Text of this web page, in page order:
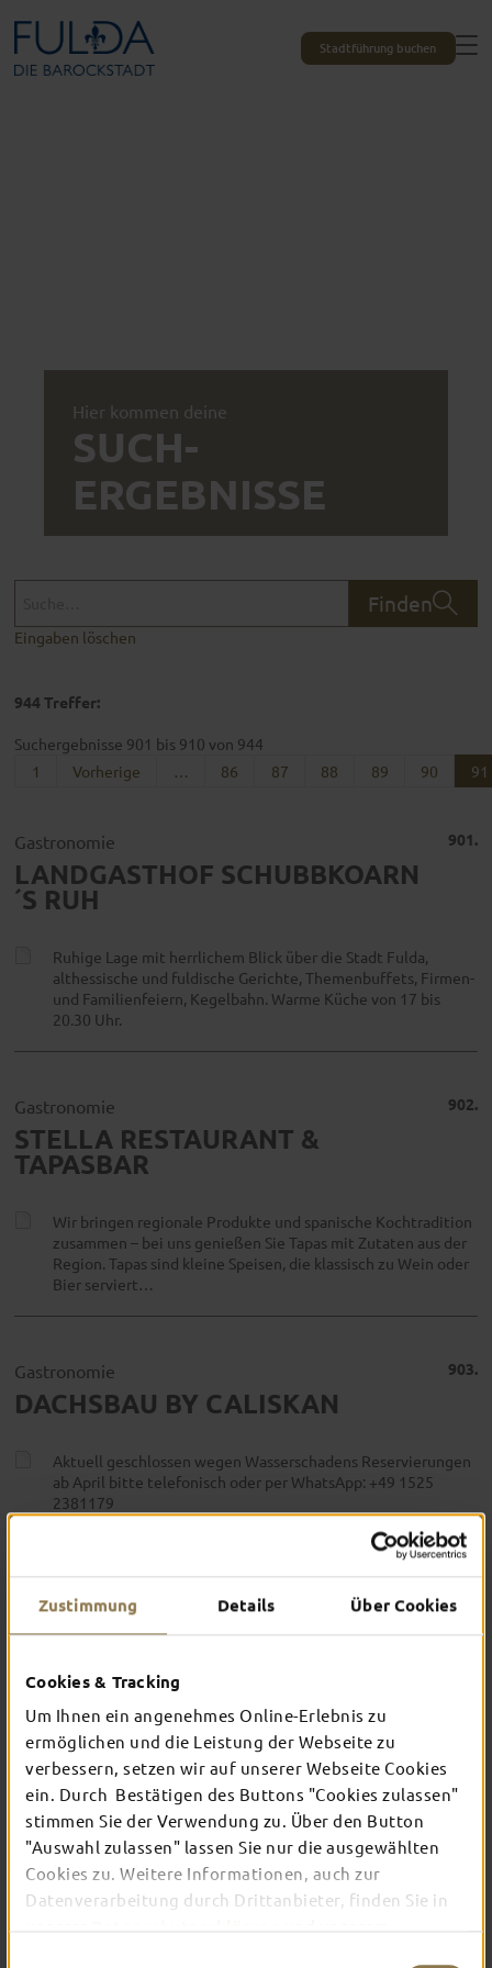
Zustimmung Details Über Cookies
Cookies & Tracking
Um Ihnen ein angenehmes Online-Erlebnis zu
ermöglichen und die Leistung der Webseite zu
verbessern, setzen wir auf unserer Webseite Cookies
ein. Durch Bestätigen des Buttons "Cookies zulassen"
stimmen Sie der Verwendung zu. Über den Button
"Auswahl zulassen" lassen Sie nur die ausgewählten
Cookies zu. Weitere Informationen, auch zur
Datenverarbeitung durch Drittanbieter, finden Sie in
Stadtführung buchen
Hier kommen deine
SUCH­
ERGEBNISSE
Finden
Eingaben löschen
944 Treffer:
Suchergebnisse 901 bis 910 von 944
1
Vorherige … 86 87 88 89 90 91
Gastronomie
LANDGASTHOF SCHUBBKOARN
´S RUH
901.
Ruhige Lage mit herrlichem Blick über die Stadt Fulda,
althessische und fuldische Gerichte, Themenbuffets, Firmen-
und Familienfeiern, Kegelbahn. Warme Küche von 17 bis
20.30 Uhr.
Gastronomie
STELLA RESTAURANT &
TAPASBAR
902.
Wir bringen regionale Produkte und spanische Kochtradition
zusammen – bei uns genießen Sie Tapas mit Zutaten aus der
Region. Tapas sind kleine Speisen, die klassisch zu Wein oder
Bier serviert…
Gastronomie
DACHSBAU BY CALISKAN
903.
Aktuell geschlossen wegen Wasserschadens Reservierungen
ab April bitte telefonisch oder per WhatsApp: +49 1525
2381179
ALTE SCHULE FULDA
Warme Küche: Dienstag- Freitag 12- 21Uhr Samstag- 09- 12
09- 13 Uhr Frühstücksbuffet, 13:30- 21 Uhr warme Küche
Alle angegebenen…
Gastronomie
FÖLLSCHE ACTIVITY COCKTAILS
UND EVENTPLANUNG